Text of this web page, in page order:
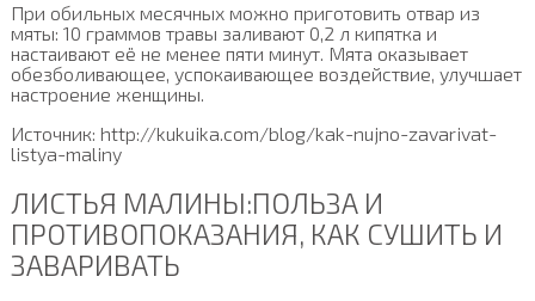
При обильных месячных можно приготовить отвар из
мяты: 10 граммов травы заливают 0,2 л кипятка и
настаивают её не менее пяти минут. Мята оказывает
обезболивающее, успокаивающее воздействие, улучшает
настроение женщины.
Источник: http://kukuika.com/blog/kak-nujno-zavarivat-
listya-maliny
ЛИСТЬЯ МАЛИНЫ:ПОЛЬЗА И
ПРОТИВОПОКАЗАНИЯ, КАК СУШИТЬ И
ЗАВАРИВАТЬ